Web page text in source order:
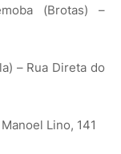
(Brotas) –
– Rua Direta do
Lino, 141